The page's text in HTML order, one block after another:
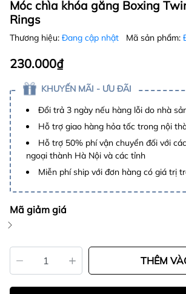
Móc chìa khóa găng Boxing
Rings
Thương hiệu: Đang cập nhật Mã sản phẩm:
230.000₫
KHUYẾN MÃI - ƯU ĐÃI
Đổi trả 3 ngày nếu hàng lỗi do nhà
Hỗ trợ giao hàng hỏa tốc trong nội
Hỗ trợ 50% phí vận chuyển đối với
ngoại thành Hà Nội và các tỉnh
Miễn phí ship với đơn hàng có giá trị
Mã giảm giá
THÊM